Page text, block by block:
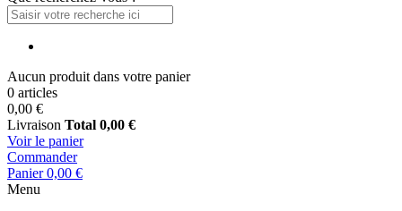
Aucun produit dans votre panier
0 articles
0,00 €
Livraison Total 0,00 €
Voir le panier
Commander
Panier 0,00 €
Menu